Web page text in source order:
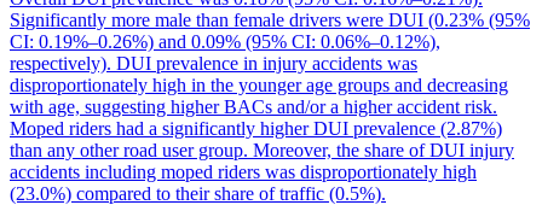
Significantly more male than female drivers were DUI (0.23% (95%
CI: 0.19%–0.26%) and 0.09% (95% CI: 0.06%–0.12%),
respectively). DUI prevalence in injury accidents was
disproportionately high in the younger age groups and decreasing
with age, suggesting higher BACs and/or a higher accident risk.
Moped riders had a significantly higher DUI prevalence (2.87%)
than any other road user group. Moreover, the share of DUI injury
accidents including moped riders was disproportionately high
(23.0%) compared to their share of traffic (0.5%).